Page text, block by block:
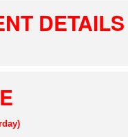
DETAILS